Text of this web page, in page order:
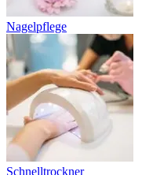
Nagelpflege
Schnelltrockner